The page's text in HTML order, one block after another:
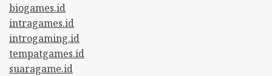
biogames.id
intragames.id
introgaming.id
tempatgames.id
suaragame.id